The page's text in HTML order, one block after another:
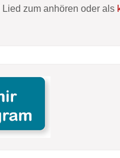
zum anhören oder als